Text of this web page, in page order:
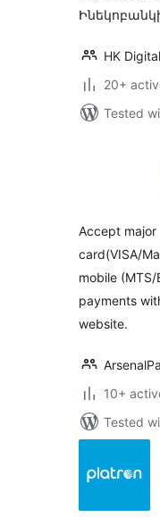
HK
20+
Tested
Accept major
card(VISA/
mobile (MTS/
payments
website.
10+
Tested